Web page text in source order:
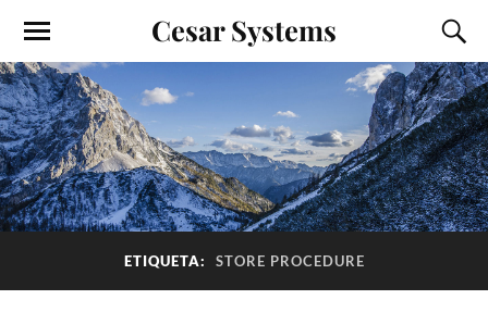
Cesar Systems
ETIQUETA: STORE PROCEDURE